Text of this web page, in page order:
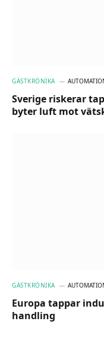
GÄSTKRÖNIKA
Sverige riskerar
byter luft mot
GÄSTKRÖNIKA
Europa tappar
handling